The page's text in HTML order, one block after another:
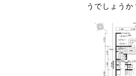
うでしょうか